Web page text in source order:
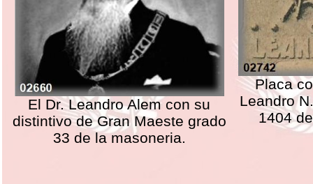
El Dr. Leandro Alem con su
distintivo de Gran Maeste grado
33 de la masoneria.
Placa
Leandro
1404